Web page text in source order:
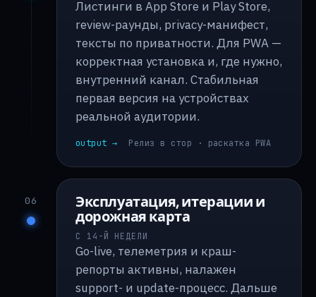
Листинги в App Store и Play Store,
review-раунды, privacy-манифест,
тексты по приватности. Для PWA —
корректная установка и, где нужно,
внутренний канал. Стабильная
первая версия на устройствах
реальной аудитории.
output → Релиз в стор · раскатка PWA
06
Эксплуатация, итерации и
дорожная карта
С 14-Й НЕДЕЛИ
Go-live, телеметрия и краш-
репорты активны, налажен
support- и update-процесс. Дальше